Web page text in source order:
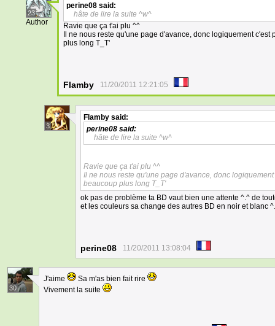
23
Author
perine08 said:
hâte de lire la suite ^w^
Ravie que ça t'ai plu ^^
Il ne nous reste qu'une page d'avance, donc logiquement
plus long T_T'
Flamby 11/20/2011 12:21:05
3
Flamby said:
perine08 said:
hâte de lire la suite ^w^
Ravie que ça t'ai plu ^^
Il ne nous reste qu'une page d'avance, donc
beaucoup plus long T_T'
ok pas de problème ta BD vaut bien une attente ^.^ de
et les couleurs sa change des autres BD en noir et blanc
perine08 11/20/2011 13:08:04
30
J'aime
Sa m'as bien fait rire
Vivement la suite